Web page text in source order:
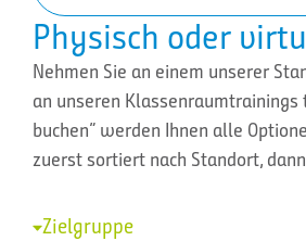
Physisch oder
Nehmen Sie an einem unserer
an unseren Klassenraumtrainings
buchen” werden Ihnen alle
zuerst sortiert nach Standort,
Zielgruppe